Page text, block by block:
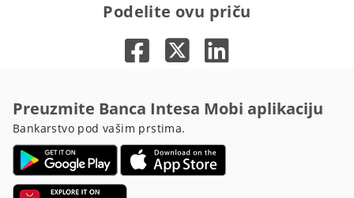
Podelite ovu priču
Preuzmite Banca Intesa Mobi aplikaciju
Bankarstvo pod vašim prstima.